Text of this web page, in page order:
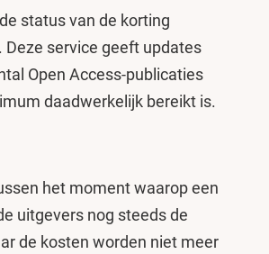
status van de korting
Deze service geeft updates
Open Access-publicaties
daadwerkelijk bereikt is.
het moment waarop een
uitgevers nog steeds de
de kosten worden niet meer